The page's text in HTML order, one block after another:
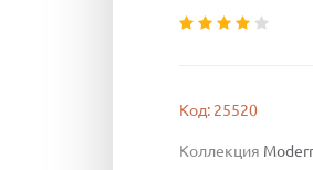
Код: 25520
Коллекция